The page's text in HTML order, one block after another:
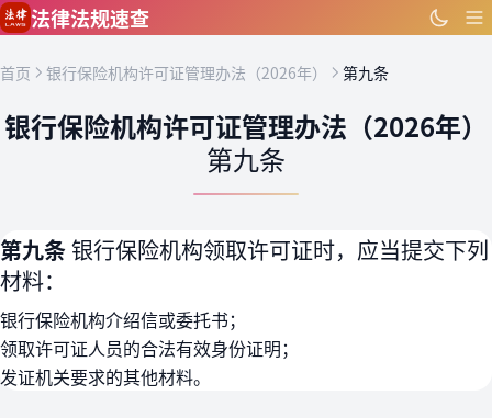
跳到主要内容
法律法规速查
首页 银行保险机构许可证管理办法（2026年） 第九条
银行保险机构许可证管理办法（2026年）
第九条
第九条银行保险机构领取许可证时，应当提交下列
材料：
银行保险机构介绍信或委托书；
领取许可证人员的合法有效身份证明；
发证机关要求的其他材料。